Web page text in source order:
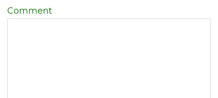
Comment